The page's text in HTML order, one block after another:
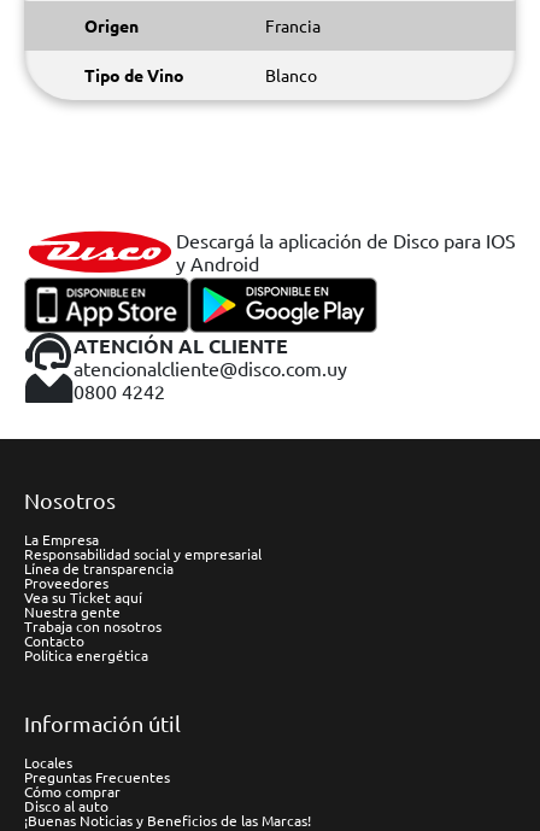
Origen Francia
Tipo de Vino Blanco
Descargá la aplicación de Disco para IOS
y Android
ATENCIÓN AL CLIENTE
atencionalcliente@disco.com.uy
0800 4242
Nosotros
La Empresa
Responsabilidad social y empresarial
Línea de transparencia
Proveedores
Vea su Ticket aquí
Nuestra gente
Trabaja con nosotros
Contacto
Política energética
Información útil
Locales
Preguntas Frecuentes
Cómo comprar
Disco al auto
¡Buenas Noticias y Beneficios de las Marcas!